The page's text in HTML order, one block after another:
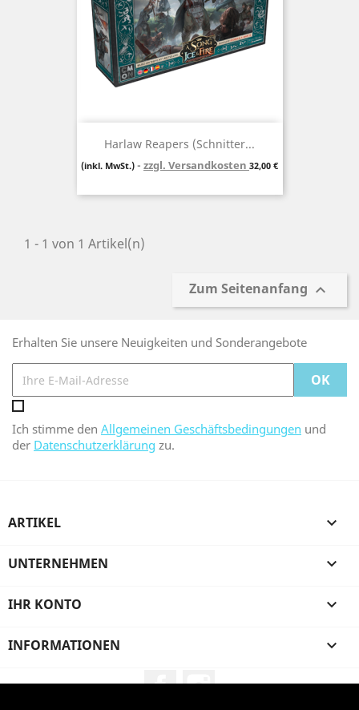
Harlaw Reapers (Schnitter...
(inkl. MwSt.) zzgl. Versandkosten Preis
32,00 €
1 - 1 von 1 Artikel(n)
Zum Seitenanfang 
Erhalten Sie unsere Neuigkeiten und Sonderangebote
Ich stimme den Allgemeinen Geschäftsbedingungen und
der Datenschutzerklärung zu.
ARTIKEL 
UNTERNEHMEN 
IHR KONTO 
INFORMATIONEN 